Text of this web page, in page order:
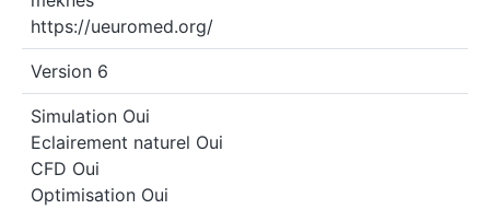
https://ueuromed.org/
Version 6
Simulation Oui
Eclairement naturel Oui
CFD Oui
Optimisation Oui